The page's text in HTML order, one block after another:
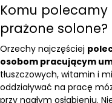
Komu polecamy
prażone solone?
Orzechy najczęściej
osobom pracującym
tłuszczowych, witamin i
oddziaływać na pracę
przy nagłym osłabieniu.